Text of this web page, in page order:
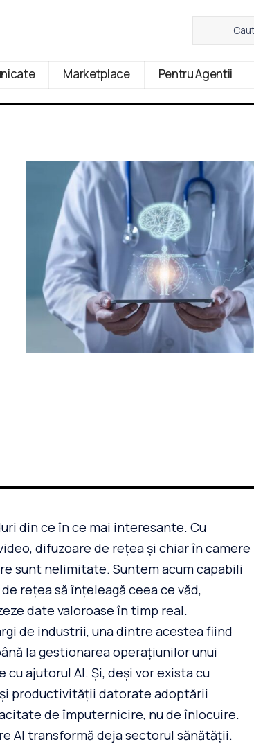
Marketplace Pentru Agentii
din ce în ce mai interesante. Cu
difuzoare de rețea și chiar în camere
sunt nelimitate. Suntem acum capabili
rețea să înțeleagă ceea ce văd,
date valoroase în timp real.
de industrii, una dintre acestea fiind
la gestionarea operațiunilor unui
ajutorul AI. Și, deși vor exista cu
productivității datorate adoptării
de împuternicire, nu de înlocuire.
AI transformă deja sectorul sănătății.